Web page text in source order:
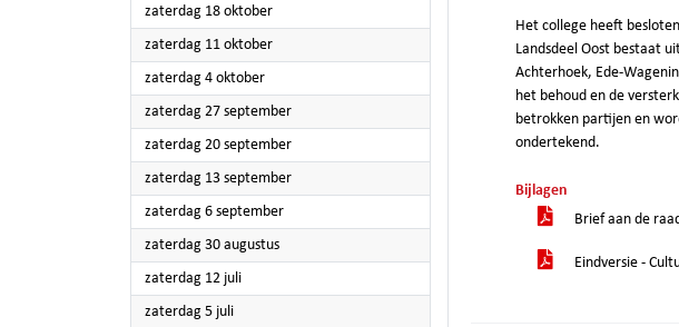
zaterdag 18 oktober2025
zaterdag 11 oktober2025
zaterdag 4 oktober2025
zaterdag 27 september2025
zaterdag 20 september2025
zaterdag 13 september2025
zaterdag 6 september2025
zaterdag 30 augustus2025
zaterdag 12 juli2025
zaterdag 5 juli2025
Het college heeft
Landsdeel Oost bestaat
Achterhoek, Ede-
het behoud en de
betrokken partijen en
ondertekend.
Bijlagen
Brief aan de
Eindversie -